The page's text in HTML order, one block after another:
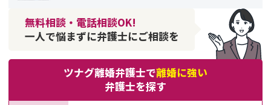
無料相談・電話相談OK!
一人で悩まずに弁護士にご相談を
ツナグ離婚弁護士で離婚に強い
弁護士を探す